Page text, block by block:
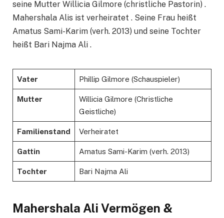
seine Mutter Willicia Gilmore (christliche Pastorin) .
Mahershala Alis ist verheiratet . Seine Frau heißt
Amatus Sami-Karim (verh. 2013) und seine Tochter
heißt Bari Najma Ali .
Vater Phillip Gilmore (Schauspieler)
Mutter
Willicia Gilmore (Christliche
Geistliche)
Familienstand Verheiratet
Gattin Amatus Sami-Karim (verh. 2013)
Tochter Bari Najma Ali
Mahershala Ali Vermögen &